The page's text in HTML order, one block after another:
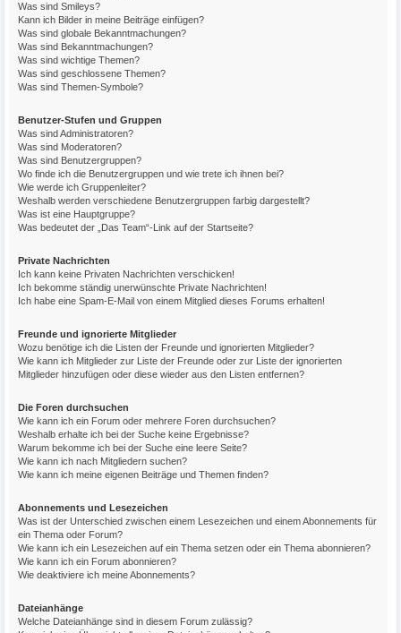
Was sind Smileys?
Kann ich Bilder in meine Beiträge einfügen?
Was sind globale Bekanntmachungen?
Was sind Bekanntmachungen?
Was sind wichtige Themen?
Was sind geschlossene Themen?
Was sind Themen-Symbole?
Benutzer-Stufen und Gruppen
Was sind Administratoren?
Was sind Moderatoren?
Was sind Benutzergruppen?
Wo finde ich die Benutzergruppen und wie trete ich ihnen bei?
Wie werde ich Gruppenleiter?
Weshalb werden verschiedene Benutzergruppen farbig dargestellt?
Was ist eine Hauptgruppe?
Was bedeutet der „Das Team“-Link auf der Startseite?
Private Nachrichten
Ich kann keine Privaten Nachrichten verschicken!
Ich bekomme ständig unerwünschte Private Nachrichten!
Ich habe eine Spam-E-Mail von einem Mitglied dieses Forums erhalten!
Freunde und ignorierte Mitglieder
Wozu benötige ich die Listen der Freunde und ignorierten Mitglieder?
Wie kann ich Mitglieder zur Liste der Freunde oder zur Liste der ignorierten
Mitglieder hinzufügen oder diese wieder aus den Listen entfernen?
Die Foren durchsuchen
Wie kann ich ein Forum oder mehrere Foren durchsuchen?
Weshalb erhalte ich bei der Suche keine Ergebnisse?
Warum bekomme ich bei der Suche eine leere Seite?
Wie kann ich nach Mitgliedern suchen?
Wie kann ich meine eigenen Beiträge und Themen finden?
Abonnements und Lesezeichen
Was ist der Unterschied zwischen einem Lesezeichen und einem Abonnements für
ein Thema oder Forum?
Wie kann ich ein Lesezeichen auf ein Thema setzen oder ein Thema abonnieren?
Wie kann ich ein Forum abonnieren?
Wie deaktiviere ich meine Abonnements?
Dateianhänge
Welche Dateianhänge sind in diesem Forum zulässig?